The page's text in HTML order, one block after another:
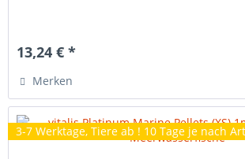
13,24 € *
Merken
3-7 Werktage, Tiere ab ! 10 Tage je nach Art